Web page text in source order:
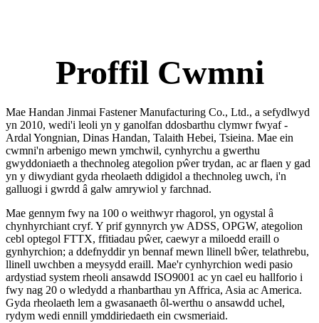
Proffil Cwmni
Mae Handan Jinmai Fastener Manufacturing Co., Ltd., a sefydlwyd
yn 2010, wedi'i leoli yn y ganolfan ddosbarthu clymwr fwyaf -
Ardal Yongnian, Dinas Handan, Talaith Hebei, Tsieina. Mae ein
cwmni'n arbenigo mewn ymchwil, cynhyrchu a gwerthu
gwyddoniaeth a thechnoleg ategolion pŵer trydan, ac ar flaen y gad
yn y diwydiant gyda rheolaeth ddigidol a thechnoleg uwch, i'n
galluogi i gwrdd â galw amrywiol y farchnad.
Mae gennym fwy na 100 o weithwyr rhagorol, yn ogystal â
chynhyrchiant cryf. Y prif gynnyrch yw ADSS, OPGW, ategolion
cebl optegol FTTX, ffitiadau pŵer, caewyr a miloedd eraill o
gynhyrchion; a ddefnyddir yn bennaf mewn llinell bŵer, telathrebu,
llinell uwchben a meysydd eraill. Mae'r cynhyrchion wedi pasio
ardystiad system rheoli ansawdd ISO9001 ac yn cael eu hallforio i
fwy nag 20 o wledydd a rhanbarthau yn Affrica, Asia ac America.
Gyda rheolaeth lem a gwasanaeth ôl-werthu o ansawdd uchel,
rydym wedi ennill ymddiriedaeth ein cwsmeriaid.